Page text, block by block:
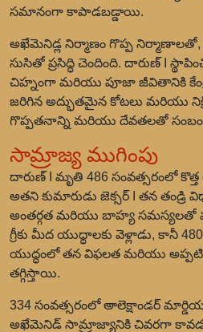
సమానంగా కాపాడబడ్డాయి.
అఖేమెనిడ్ల నిర్మాణం గొప్ప
సుసితో ప్రసిద్ధి చెందింది. దారుణ్ I
చిహ్నంగా మరియు పూజా జీవితానికి
జరిగిన అద్భుతమైన కోటలు మరియు
గొప్పతనాన్ని మరియు దేవతలతో
సామ్రాజ్య ముగింపు
దారుణ్ I మృతి 486 సంవత్సరంలో కొత్త
అతని కుమారుడు జెక్సర్ I తన
అంతర్గత మరియు బాహ్య సమస్యలతో
గ్రీకు మీద యుధ్ధాలకు వెళ్లాడు, కానీ
యుద్ధంలో తన విఫలత మరియు అప్పటి
తగ్గిస్తాయి.
334 సంవత్సరంలో అాలెక్షాండర్
అఖేమెనిడ్ సామ్రాజ్యానికి చివరగా